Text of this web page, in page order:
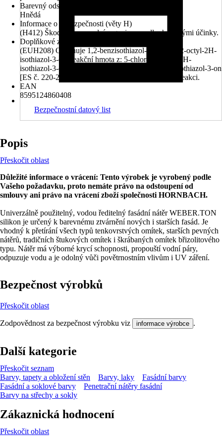
Barevný odstín
Hnědá
Informace o nebezpečnosti (věty H)
(H412) Škodlivý pro vodní organismy, s dlouhodobými účinky.
Doplňkové znaky nebezpečnosti (věty EUH)
(EUH208) Obsahuje 1,2-benzisothiazol-3(2H)-on, 2-octyl-2H-
isothiazol-3-on, reakční hmota z: 5-chlor-2-methyl-2H-
isothiazol-3-on [ES č. 247-500-7] a 2-methyl-2H-isothiazol-3-on
[ES č. 220-239-6] (3:1) . Může vyvolat alergickou reakci.
EAN
8595124860408
Bezpečnostní datový list
Popis
Přeskočit oblast
Důležité informace o vrácení: Tento výrobek je vyrobený podle
Vašeho požadavku, proto nemáte právo na odstoupení od
smlouvy ani právo na vrácení zboží společnosti HORNBACH.
Univerzálně použitelný, vodou ředitelný fasádní nátěr WEBER.TON
silikon je určený k barevnému ztvárnění nových i starších fasád. Je
vhodný k přetírání všech typů tenkovrstvých omítek, starších pevných
nátěrů, tradičních štukových omítek i škrábaných omítek břizolitového
typu. Nátěr má výborné krycí schopnosti, propouští vodní páry,
odpuzuje vodu a je odolný vůči povětrnostním vlivům i UV záření.
Bezpečnost výrobků
Přeskočit oblast
Zodpovědnost za bezpečnost výrobku viz informace výrobce .
Další kategorie
Přeskočit seznam
Barvy, tapety a obložení stěn
Barvy, laky
Fasádní barvy
Fasádní a soklové barvy
Penetrační nátěry fasádní
Barvy na střechy a sokly
Zákaznická hodnocení
Přeskočit oblast